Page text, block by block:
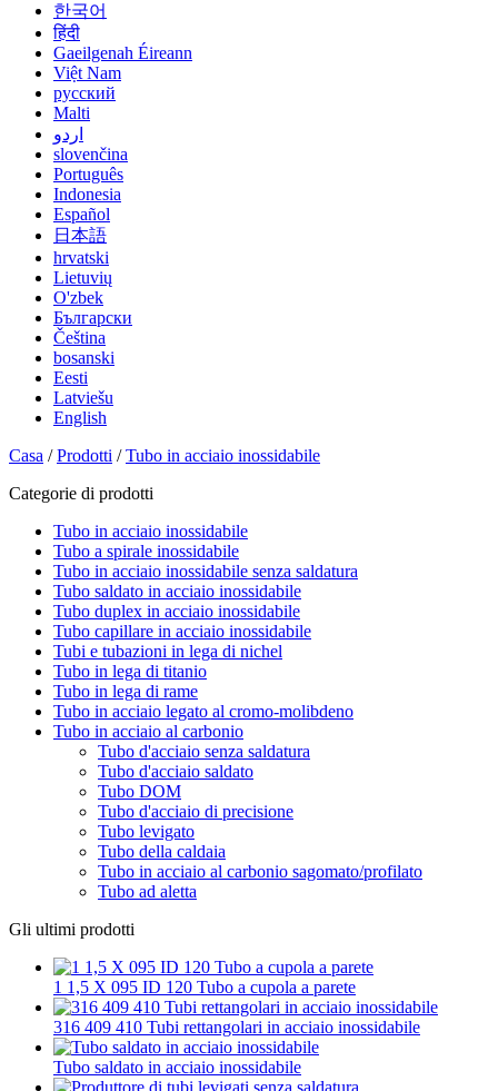
한국어
हिंदी
Gaeilgenah Éireann
Việt Nam
русский
Malti
اردو
slovenčina
Português
Indonesia
Español
日本語
hrvatski
Lietuvių
O'zbek
Български
Čeština
bosanski
Eesti
Latviešu
English
Casa /Prodotti /Tubo in acciaio inossidabile
Categorie di prodotti
Tubo in acciaio inossidabile
Tubo a spirale inossidabile
Tubo in acciaio inossidabile senza saldatura
Tubo saldato in acciaio inossidabile
Tubo duplex in acciaio inossidabile
Tubo capillare in acciaio inossidabile
Tubi e tubazioni in lega di nichel
Tubo in lega di titanio
Tubo in lega di rame
Tubo in acciaio legato al cromo-molibdeno
Tubo in acciaio al carbonio
Tubo d'acciaio senza saldatura
Tubo d'acciaio saldato
Tubo DOM
Tubo d'acciaio di precisione
Tubo levigato
Tubo della caldaia
Tubo in acciaio al carbonio sagomato/profilato
Tubo ad aletta
Gli ultimi prodotti
1 1,5 X 095 ID 120 Tubo a cupola a parete
316 409 410 Tubi rettangolari in acciaio inossidabile
Tubo saldato in acciaio inossidabile